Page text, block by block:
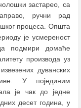
застарео, са
ручни рад
процеса. Општа
је усмереност
подмири домаће
производа уз
дуванских
У појединим
је чак до једне
десет година, у